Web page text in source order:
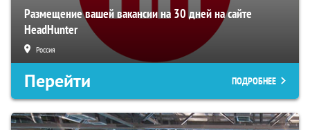
Размещение вашей вакансии на 30 дней на сайте
HeadHunter
Россия
Перейти ПОДРОБНЕЕ